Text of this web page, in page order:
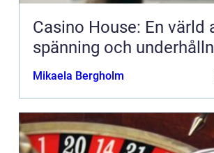
Casino House: En värld
spänning och
Mikaela Bergholm